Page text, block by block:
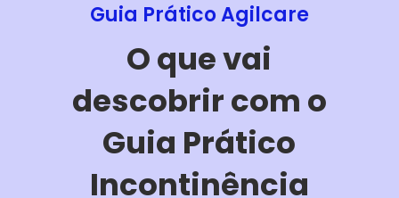
Guia Prático Agilcare
O que vai
descobrir com o
Guia Prático
Incontinência